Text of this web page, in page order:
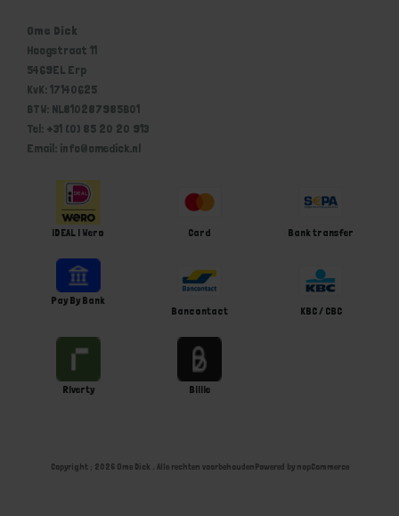
Ome Dick
Hoogstraat 11
5469EL Erp
KvK: 17140625
BTW: NL810287985B01
Tel: +31 (0) 85 20 20 913
Email: info@omedick.nl
iDEAL | Wero Card Bank transfer
Pay By Bank
Bancontact
KBC / CBC
Riverty Billie
Copyright ; 2026 Ome Dick . Alle rechten voorbehoudenPowered by nopCommerce